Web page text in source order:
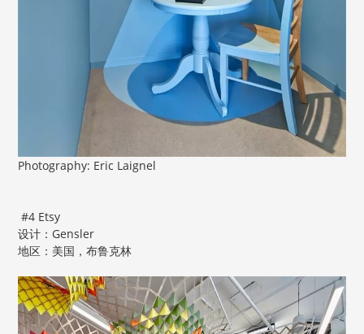
Photography: Eric Laignel
#4 Etsy
设计：Gensler
地区：美国，布鲁克林